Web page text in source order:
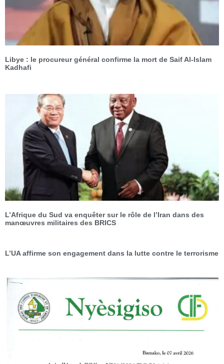
Libye : le procureur général confirme la mort de Saif Al-Islam
Kadhafi
L’Afrique du Sud va enquêter sur le rôle de l’Iran dans des
manœuvres militaires des BRICS
L’UA affirme son engagement dans la lutte contre le terrorisme